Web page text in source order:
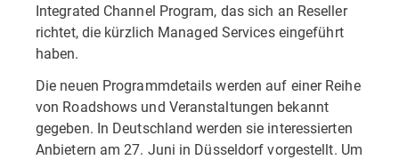
Integrated Channel Program, das sich an Reseller
richtet, die kürzlich Managed Services eingeführt
haben.
Die neuen Programmdetails werden auf einer Reihe
von Roadshows und Veranstaltungen bekannt
gegeben. In Deutschland werden sie interessierten
Anbietern am 27. Juni in Düsseldorf vorgestellt. Um